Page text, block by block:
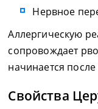
Нервное
Аллергическую
сопровождает
начинается
Свойства